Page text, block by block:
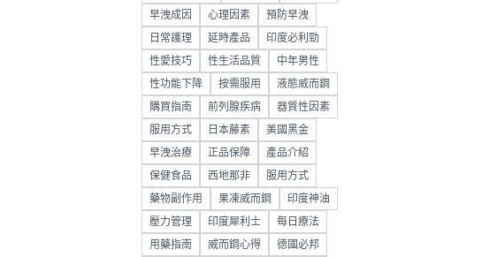
早洩成因 心理因素 預防早洩
日常護理 延時產品 印度必利勁
性愛技巧 性生活品質 中年男性
性功能下降 按需服用 液態威而鋼
購買指南 前列腺疾病 器質性因素
服用方式 日本藤素 美國黑金
早洩治療 正品保障 產品介紹
保健食品 西地那非 服用方式
藥物副作用 果凍威而鋼 印度神油
壓力管理 印度犀利士 每日療法
用藥指南 威而鋼心得 德國必邦